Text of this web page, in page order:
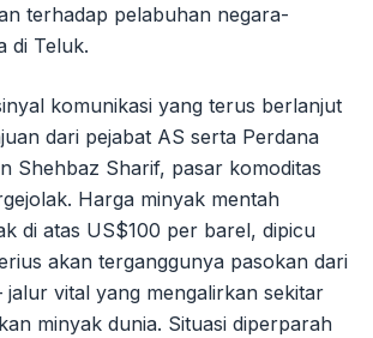
terhadap pelabuhan negara-
di Teluk.
komunikasi yang terus berlanjut
dari pejabat AS serta Perdana
Shehbaz Sharif, pasar komoditas
Harga minyak mentah
di atas US$100 per barel, dipicu
akan terganggunya pasokan dari
jalur vital yang mengalirkan sekitar
minyak dunia. Situasi diperparah